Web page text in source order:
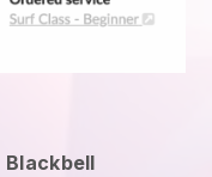
Blackbell